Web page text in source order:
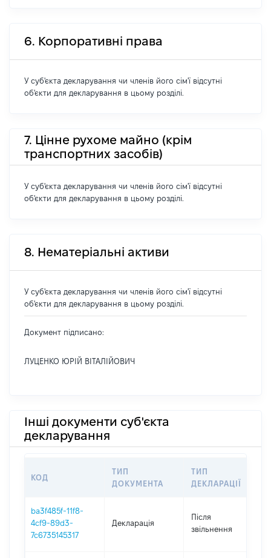
6. Корпоративні права
У суб'єкта декларування чи членів його сім'ї відсутні
об'єкти для декларування в цьому розділі.
7. Цінне рухоме майно (крім
транспортних засобів)
У суб'єкта декларування чи членів його сім'ї відсутні
об'єкти для декларування в цьому розділі.
8. Нематеріальні активи
У суб'єкта декларування чи членів його сім'ї відсутні
об'єкти для декларування в цьому розділі.
Документ підписано:
ЛУЦЕНКО ЮРІЙ ВІТАЛІЙОВИЧ
Інші документи суб'єкта
декларування
КОД
ТИП
ДОКУМЕНТА
ТИП
ДЕКЛАРАЦІЇ
ba3f485f-11f8-
4cf9-89d3-
7c6735145317
Декларація
Після
звільнення